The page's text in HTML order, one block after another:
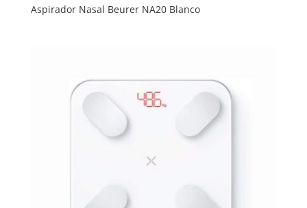
Aspirador Nasal Beurer NA20 Blanco